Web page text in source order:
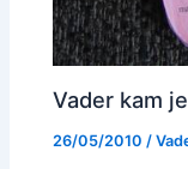
Vader kam
26/05/2010 /